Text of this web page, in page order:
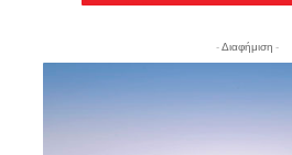
- Διαφήμιση -